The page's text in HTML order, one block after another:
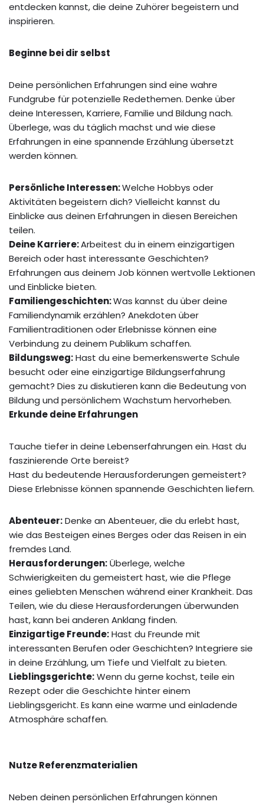
entdecken kannst, die deine Zuhörer begeistern und
inspirieren.
Beginne bei dir selbst
Deine persönlichen Erfahrungen sind eine wahre
Fundgrube für potenzielle Redethemen. Denke über
deine Interessen, Karriere, Familie und Bildung nach.
Überlege, was du täglich machst und wie diese
Erfahrungen in eine spannende Erzählung übersetzt
werden können.
Persönliche Interessen:Welche Hobbys oder
Aktivitäten begeistern dich? Vielleicht kannst du
Einblicke aus deinen Erfahrungen in diesen Bereichen
teilen.
Deine Karriere:Arbeitest du in einem einzigartigen
Bereich oder hast interessante Geschichten?
Erfahrungen aus deinem Job können wertvolle Lektionen
und Einblicke bieten.
Familiengeschichten:Was kannst du über deine
Familiendynamik erzählen? Anekdoten über
Familientraditionen oder Erlebnisse können eine
Verbindung zu deinem Publikum schaffen.
Bildungsweg:Hast du eine bemerkenswerte Schule
besucht oder eine einzigartige Bildungserfahrung
gemacht? Dies zu diskutieren kann die Bedeutung von
Bildung und persönlichem Wachstum hervorheben.
Erkunde deine Erfahrungen
Tauche tiefer in deine Lebenserfahrungen ein. Hast du
faszinierende Orte bereist?
Hast du bedeutende Herausforderungen gemeistert?
Diese Erlebnisse können spannende Geschichten liefern.
Abenteuer:Denke an Abenteuer, die du erlebt hast,
wie das Besteigen eines Berges oder das Reisen in ein
fremdes Land.
Herausforderungen:Überlege, welche
Schwierigkeiten du gemeistert hast, wie die Pflege
eines geliebten Menschen während einer Krankheit. Das
Teilen, wie du diese Herausforderungen überwunden
hast, kann bei anderen Anklang finden.
Einzigartige Freunde:Hast du Freunde mit
interessanten Berufen oder Geschichten? Integriere sie
in deine Erzählung, um Tiefe und Vielfalt zu bieten.
Lieblingsgerichte:Wenn du gerne kochst, teile ein
Rezept oder die Geschichte hinter einem
Lieblingsgericht. Es kann eine warme und einladende
Atmosphäre schaffen.
Nutze Referenzmaterialien
Neben deinen persönlichen Erfahrungen können